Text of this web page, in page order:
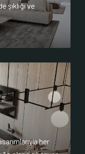
şıklığı ve
her